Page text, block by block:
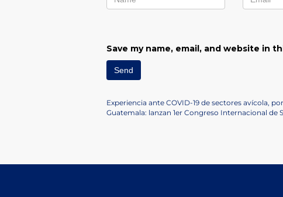
Save my name, email, and website in
Post
Previous
Post
Experiencia ante COVID-19 de sectores avícola,
Next
Guatemala: lanzan 1er Congreso Internacional de